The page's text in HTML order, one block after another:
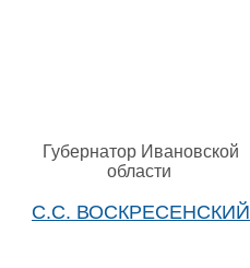
Губернатор Ивановской
области
С.С. ВОСКРЕСЕНСКИЙ